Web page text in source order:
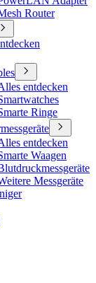
Router
entdecken
Ringe
entdecken
Waagen
Messgeräte